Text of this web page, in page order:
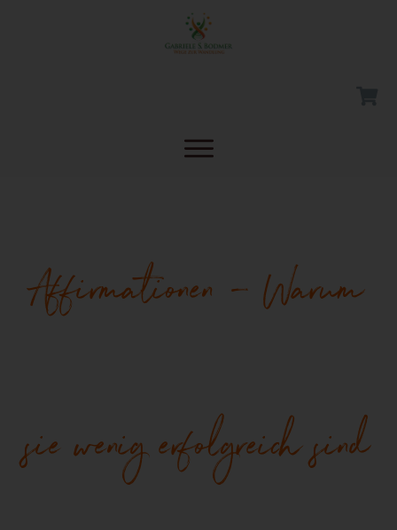
Affirmationen – Warum
sie wenig erfolgreich sind